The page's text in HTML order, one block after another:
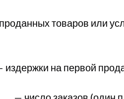
товаров или
издержки на первой